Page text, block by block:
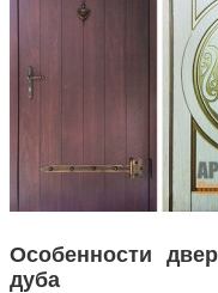
Особенности
дуба